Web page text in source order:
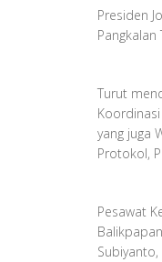
Presiden
Turut
yang juga
Protokol,
Pesawat